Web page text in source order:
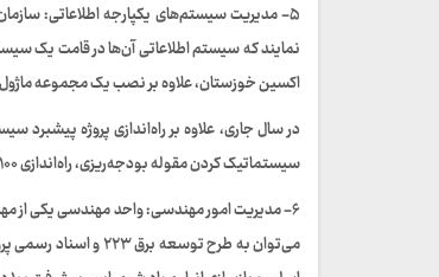
۵- مدیریت سیستم‌های یکپارجه اطلاعاتی:
نمایند که سیستم اطلاعاتی آن‌ها در قامت یک
اکسین خوزستان، علاوه بر نصب یک مجموعه ماژول
سیستماتیک کردن مقوله بودجه‌ریزی، راه‌اندازی ۱۰۰ درصدی سیستم شاخص‌های وب در کنار سیستم تحلیل خرابی، آزمایشگاه و کالیبراسیون نیز عملیاتی شد.
۶- مدیریت امور مهندسی: واحد مهندسی یکی از
می‌توان به طرح